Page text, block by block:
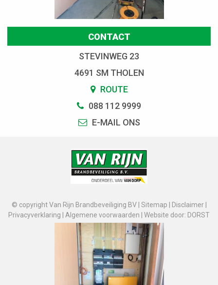
CONTACT
STEVINWEG 23
4691 SM THOLEN
ROUTE
088 112 9999
E-MAIL ONS
© copyright Van Rijn Brandbeveiliging BV | Sitemap Disclaimer|
Privacyverklaring
Algemene voorwaarden Website door: DORST